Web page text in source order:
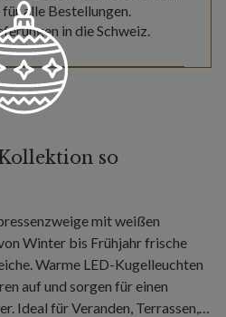
alle Bestellungen.
in die Schweiz.
so
mit weißen
Winter bis Frühjahr frische
Warme LED-Kugelleuchten
auf und sorgen für einen
Ideal für Veranden, Terrassen,